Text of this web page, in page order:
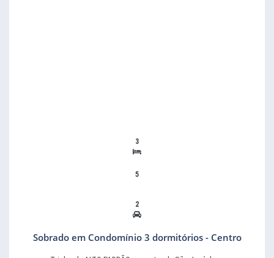
3
5
2
Sobrado em Condomínio 3 dormitórios - Centro